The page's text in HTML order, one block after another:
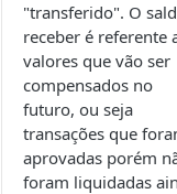
"transferido". O
receber é referente
valores que vão ser
compensados no
futuro, ou seja
transações que
aprovadas porém
foram liquidadas